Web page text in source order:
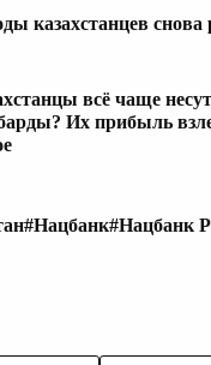
казахстанцев снова
всё чаще
Их прибыль
#Нацбанк#Нацбанк